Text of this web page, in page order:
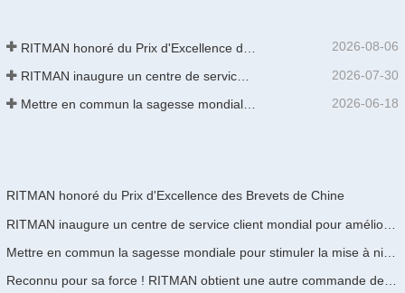
2026-08-06
2026-07-30
2026-06-18
RITMAN honoré du Prix d'Excellence des Brevets de Chine
Reconnu pour sa force ! RITMAN obtient une autre commande de l'Arabie Saoudite